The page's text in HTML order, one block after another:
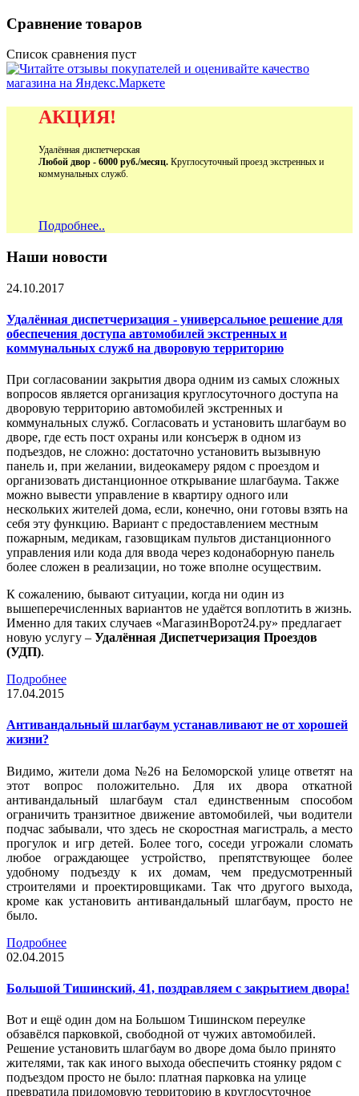
Сравнение товаров
Список сравнения пуст
АКЦИЯ!
Удалённая диспетчерская
Любой двор - 6000 руб./месяц. Круглосуточный проезд экстренных и
коммунальных служб.
Подробнее..
Наши новости
24.10.2017
Удалённая диспетчеризация - универсальное решение для
обеспечения доступа автомобилей экстренных и
коммунальных служб на дворовую территорию
При согласовании закрытия двора одним из самых сложных
вопросов является организация круглосуточного доступа на
дворовую территорию автомобилей экстренных и
коммунальных служб. Согласовать и установить шлагбаум во
дворе, где есть пост охраны или консъерж в одном из
подъездов, не сложно: достаточно установить вызывную
панель и, при желании, видеокамеру рядом с проездом и
организовать дистанционное открывание шлагбаума. Также
можно вывести управление в квартиру одного или
нескольких жителей дома, если, конечно, они готовы взять на
себя эту функцию. Вариант с предоставлением местным
пожарным, медикам, газовщикам пультов дистанционного
управления или кода для ввода через кодонаборную панель
более сложен в реализации, но тоже вполне осуществим.
К сожалению, бывают ситуации, когда ни один из
вышеперечисленных вариантов не удаётся воплотить в жизнь.
Именно для таких случаев «МагазинВорот24.ру» предлагает
новую услугу – Удалённая Диспетчеризация Проездов
(УДП).
Подробнее
17.04.2015
Антивандальный шлагбаум устанавливают не от хорошей
жизни?
Видимо, жители дома №26 на Беломорской улице ответят на
этот вопрос положительно. Для их двора откатной
антивандальный шлагбаум стал единственным способом
ограничить транзитное движение автомобилей, чьи водители
подчас забывали, что здесь не скоростная магистраль, а место
прогулок и игр детей. Более того, соседи угрожали сломать
любое ограждающее устройство, препятствующее более
удобному подъезду к их домам, чем предусмотренный
строителями и проектировщиками. Так что другого выхода,
кроме как установить антивандальный шлагбаум, просто не
было.
Подробнее
02.04.2015
Большой Тишинский, 41, поздравляем с закрытием двора!
Вот и ещё один дом на Большом Тишинском переулке
обзавёлся парковкой, свободной от чужих автомобилей.
Решение установить шлагбаум во дворе дома было принято
жителями, так как иного выхода обеспечить стоянку рядом с
подъездом просто не было: платная парковка на улице
превратила придомовую территорию в круглосуточное